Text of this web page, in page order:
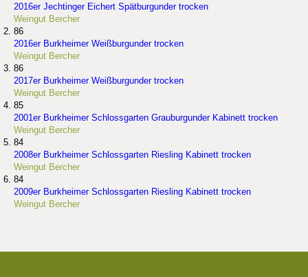
2016er Jechtinger Eichert Spätburgunder trocken
Weingut Bercher
86
2016er Burkheimer Weißburgunder trocken
Weingut Bercher
86
2017er Burkheimer Weißburgunder trocken
Weingut Bercher
85
2001er Burkheimer Schlossgarten Grauburgunder Kabinett trocken
Weingut Bercher
84
2008er Burkheimer Schlossgarten Riesling Kabinett trocken
Weingut Bercher
84
2009er Burkheimer Schlossgarten Riesling Kabinett trocken
Weingut Bercher